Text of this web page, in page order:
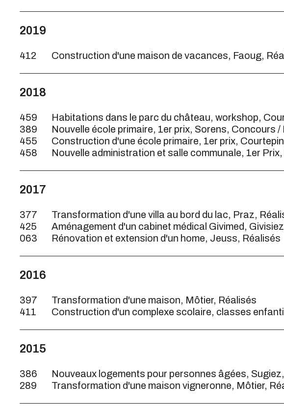
2019
412 Construction d'une maison de vacances, Faoug,
2018
459
Habitations dans le parc du château, workshop,
389
Nouvelle école primaire, 1er prix, Sorens, Concours /
455
Construction d'une école primaire, 1er prix,
458
Nouvelle administration et salle communale, 1er
2017
377
Transformation d'une villa au bord du lac, Praz,
425
Aménagement d'un cabinet médical Givimed,
063
Rénovation et extension d'un home, Jeuss, Réalisés
2016
397
Transformation d'une maison, Môtier, Réalisés
411
Construction d'un complexe scolaire, classes
2015
386
Nouveaux logements pour personnes âgées,
289
Transformation d'une maison vigneronne, Môtier,